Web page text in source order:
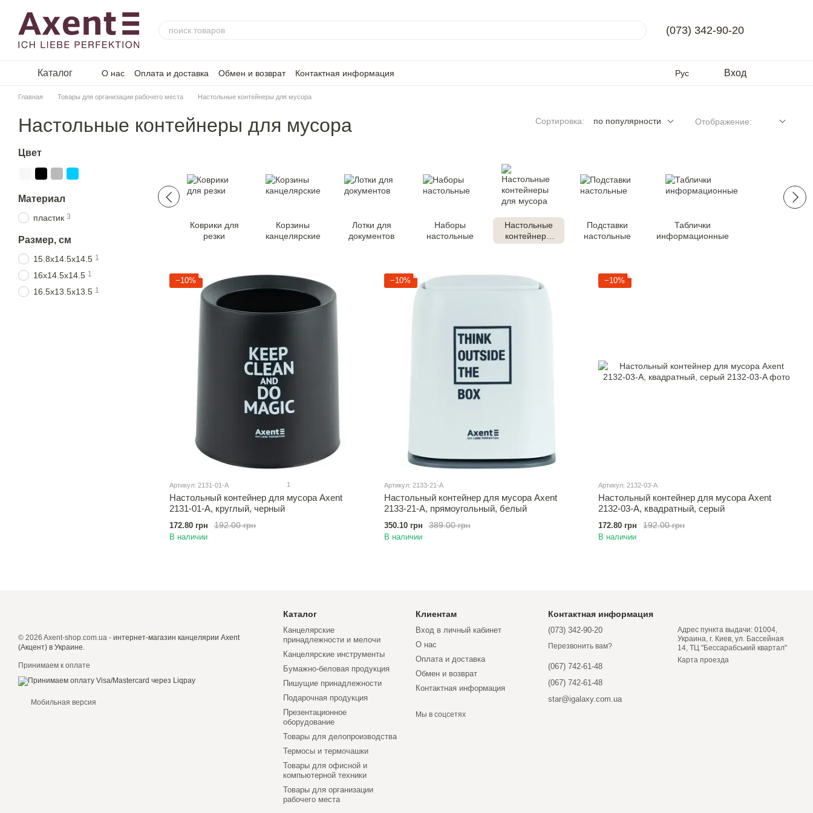
(073) 342-90-20
Каталог О нас Оплата и доставка Обмен и возврат Контактная информация Рус Вход
Главная Товары для организации рабочего места Настольные контейнеры для мусора
Настольные контейнеры для мусора Сортировка: по популярности Отображение:
Коврики для
резки
Корзины
канцелярские
Лотки для
документов
Наборы
настольные
Настольные
контейнеры
для мусора
Подставки
настольные
Таблички
информационные
−10%
Артикул: 2131-01-A 1
Настольный контейнер для мусора Axent
2131-01-A, круглый, черный
192.00 грн
172.80 грн
В наличии
−10%
Артикул: 2133-21-A
Настольный контейнер для мусора Axent
2133-21-A, прямоугольный, белый
389.00 грн
350.10 грн
В наличии
−10%
Артикул: 2132-03-A
Настольный контейнер для мусора Axent
2132-03-A, квадратный, серый
192.00 грн
172.80 грн
В наличии
Цвет
Материал
пластик 3
Размер, см
15.8x14.5x14.5 1
16x14.5x14.5 1
16.5x13.5x13.5 1
© 2026 Axent-shop.com.ua - интернет-магазин канцелярии Axent
(Акцент) в Украине.
Принимаем к оплате
Мобильная версия
Каталог
Канцелярские
принадлежности и мелочи
Канцелярские инструменты
Бумажно-беловая продукция
Пишущие принадлежности
Подарочная продукция
Презентационное
оборудование
Товары для делопроизводства
Термосы и термочашки
Товары для офисной и
компьютерной техники
Товары для организации
рабочего места
Клиентам
Вход в личный кабинет
О нас
Оплата и доставка
Обмен и возврат
Контактная информация
Мы в соцсетях
Контактная информация
(073) 342-90-20
Перезвонить вам?
(067) 742-61-48
(067) 742-61-48
star@igalaxy.com.ua
Адрес пункта выдачи: 01004,
Украина, г. Киев, ул. Бассейная
14, ТЦ "Бессарабський квартал"
Карта проезда